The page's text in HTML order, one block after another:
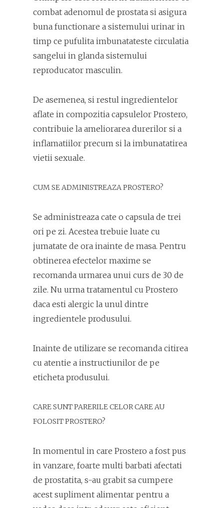
combat adenomul de prostata si asigura
buna functionare a sistemului urinar in
timp ce pufulita imbunatateste circulatia
sangelui in glanda sistemului
reproducator masculin.
De asemenea, si restul ingredientelor
aflate in compozitia capsulelor Prostero,
contribuie la ameliorarea durerilor si a
inflamatiilor precum si la imbunatatirea
vietii sexuale.
CUM SE ADMINISTREAZA PROSTERO?
Se administreaza cate o capsula de trei
ori pe zi. Acestea trebuie luate cu
jumatate de ora inainte de masa. Pentru
obtinerea efectelor maxime se
recomanda urmarea unui curs de 30 de
zile. Nu urma tratamentul cu Prostero
daca esti alergic la unul dintre
ingredientele produsului.
Inainte de utilizare se recomanda citirea
cu atentie a instructiunilor de pe
eticheta produsului.
CARE SUNT PARERILE CELOR CARE AU
FOLOSIT PROSTERO?
In momentul in care Prostero a fost pus
in vanzare, foarte multi barbati afectati
de prostatita, s-au grabit sa cumpere
acest supliment alimentar pentru a